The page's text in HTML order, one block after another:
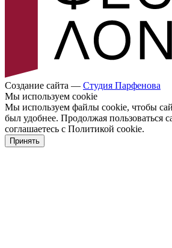
Создание сайта — Cтудия Парфенова
Мы используем cookie
Мы используем файлы cookie, чтобы
был удобнее. Продолжая пользоваться
соглашаетесь с Политикой cookie.
Принять